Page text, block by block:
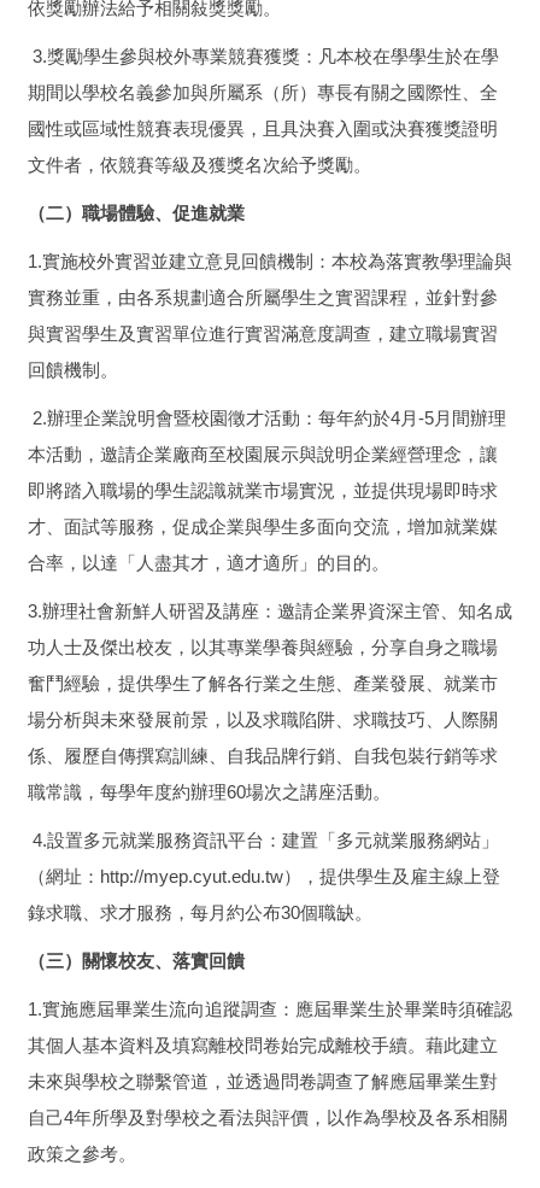
依獎勵辦法給予相關敍獎獎勵。
3.獎勵學生參與校外專業競賽獲獎：凡本校在學學生於在學
期間以學校名義參加與所屬系（所）專長有關之國際性、全
國性或區域性競賽表現優異，且具決賽入圍或決賽獲獎證明
文件者，依競賽等級及獲獎名次給予獎勵。
（二）職場體驗、促進就業
1.實施校外實習並建立意見回饋機制：本校為落實教學理論與
實務並重，由各系規劃適合所屬學生之實習課程，並針對參
與實習學生及實習單位進行實習滿意度調查，建立職場實習
回饋機制。
2.辦理企業說明會暨校園徵才活動：每年約於4月-5月間辦理
本活動，邀請企業廠商至校園展示與說明企業經營理念，讓
即將踏入職場的學生認識就業市場實況，並提供現場即時求
才、面試等服務，促成企業與學生多面向交流，增加就業媒
合率，以達「人盡其才，適才適所」的目的。
3.辦理社會新鮮人研習及講座：邀請企業界資深主管、知名成
功人士及傑出校友，以其專業學養與經驗，分享自身之職場
奮鬥經驗，提供學生了解各行業之生態、產業發展、就業市
場分析與未來發展前景，以及求職陷阱、求職技巧、人際關
係、履歷自傳撰寫訓練、自我品牌行銷、自我包裝行銷等求
職常識，每學年度約辦理60場次之講座活動。
4.設置多元就業服務資訊平台：建置「多元就業服務網站」
（網址：http://myep.cyut.edu.tw），提供學生及雇主線上登
錄求職、求才服務，每月約公布30個職缺。
（三）關懷校友、落實回饋
1.實施應屆畢業生流向追蹤調查：應屆畢業生於畢業時須確認
其個人基本資料及填寫離校問卷始完成離校手續。藉此建立
未來與學校之聯繫管道，並透過問卷調查了解應屆畢業生對
自己4年所學及對學校之看法與評價，以作為學校及各系相關
政策之參考。